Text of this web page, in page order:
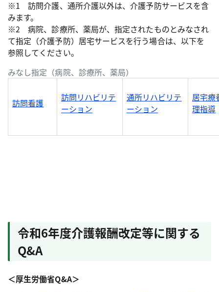
※1 訪問介護、通所介護以外は、介護予防サービスを含
みます。
※2 病院、診療所、薬局が、指定されたものとみなされ
て指定（介護予防）居宅サービスを行う場合は、以下を
参照してください。
みなし指定（病院、診療所、薬局）
訪問看護
訪問リハビリテ
ーション
通所リハビリテ
ーション
居宅療
理指導
令和6年度介護報酬改定等に関する
Q&A
＜厚生労働省Q&A＞